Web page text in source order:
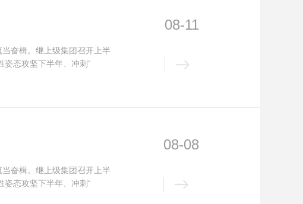
奋楫。继上级集团召开上半
态攻坚下半年、冲刺“
08-11
奋楫。继上级集团召开上半
态攻坚下半年、冲刺“
08-08